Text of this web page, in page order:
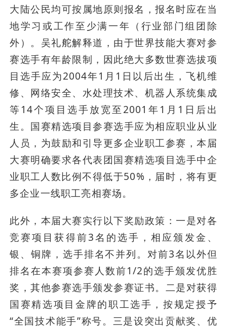
大陆公民均可按属地原则报名，报名时应在当
地学习或工作至少满一年（行业部门组团除
外）。吴礼舵解释道，由于世界技能大赛对参
赛选手有年龄限制，因此绝大多数世赛选拔项
目选手应为2004年1月1日以后出生，飞机维
修、网络安全、水处理技术、机器人系统集成
等14个项目选手放宽至2001年1月1日后出
生。国赛精选项目参赛选手应为相应职业从业
人员，为鼓励和引导更多企业职工参赛，本届
大赛明确要求各代表团国赛精选项目选手中企
业职工人数比例不得低于50%，届时，将有更
多企业一线职工亮相赛场。
此外，本届大赛实行以下奖励政策：一是对各
竞赛项目获得前3名的选手，相应颁发金、
银、铜牌，选手排名不并列。对前3名以外但
排名在本赛项参赛人数前1/2的选手颁发优胜
奖，其他参赛选手颁发参赛证书。二是对获得
国赛精选项目金牌的职工选手，按规定授予
“全国技术能手”称号。三是设突出贡献奖、优